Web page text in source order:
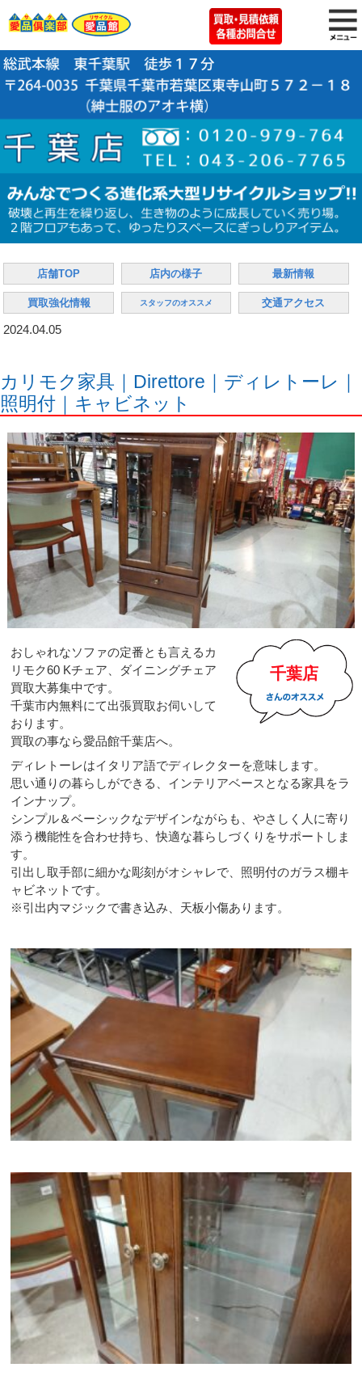
店舗TOP 店内の様子 最新情報
買取強化情報 スタッフのオススメ 交通アクセス
2024.04.05
カリモク家具｜Direttore｜ディレトーレ｜
照明付｜キャビネット
千葉店
おしゃれなソファの定番とも言えるカ
リモク60 Kチェア、ダイニングチェア
買取大募集中です。
千葉市内無料にて出張買取お伺いして
おります。
買取の事なら愛品館千葉店へ。
ディレトーレはイタリア語でディレクターを意味します。
思い通りの暮らしができる、インテリアベースとなる家具をラ
インナップ。
シンプル＆ベーシックなデザインながらも、やさしく人に寄り
添う機能性を合わせ持ち、快適な暮らしづくりをサポートしま
す。
引出し取手部に細かな彫刻がオシャレで、照明付のガラス棚キ
ャビネットです。
※引出内マジックで書き込み、天板小傷あります。